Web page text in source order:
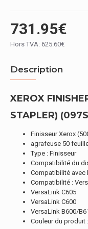
731.95€
Hors TVA: 625.60€
Description
XEROX
STAPLER)
Finisseur Xerox
agrafeuse 50
Type : Finisseur
Compatibilité du
Compatibilité avec
Compatibilité :
VersaLink C605
VersaLink C600
VersaLink B600/
Couleur du produit